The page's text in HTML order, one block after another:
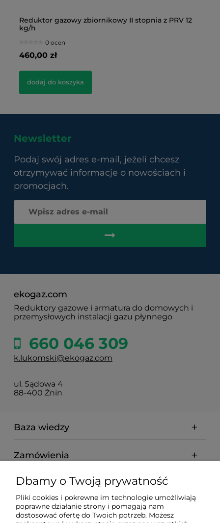
Reduktor gazowy zbiornikowy II stopnia z PRV 12
kg/h
0 ocen
460,00 zł
dodaj do koszyka
Newsletter
Podaj swój adres e-mail, jeżeli chcesz
otrzymywać informacje o nowościach i
promocjach.
ekogaz.com
Reduktory gazowe i armatura do domowych i
przemysłowych instalacji gazu płynnego
660 046 309
k.lukomski@ekogaz.com
ul. Sądowa 4
88-400 Żnin
Baza wiedzy
Zamówienia
Informacje
Nasz serwis korzysta z informacji zapisanych za pomocą
Dbamy o Twoją prywatność
Pliki cookies i pokrewne im technologie umożliwiają
poprawne działanie strony i pomagają nam
dostosować ofertę do Twoich potrzeb. Możesz